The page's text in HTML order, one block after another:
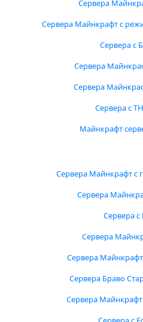
Сервера
Сервера Майнкрафт с
Сервера с
Сервера
Сервера
Сервера с
Майнкрафт
Сервера Майнкрафт с
Сервера
Сервера с
Сервера
Сервера
Сервера Браво
Сервера